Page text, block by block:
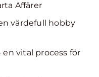
Affärer
värdefull hobby
vital process för